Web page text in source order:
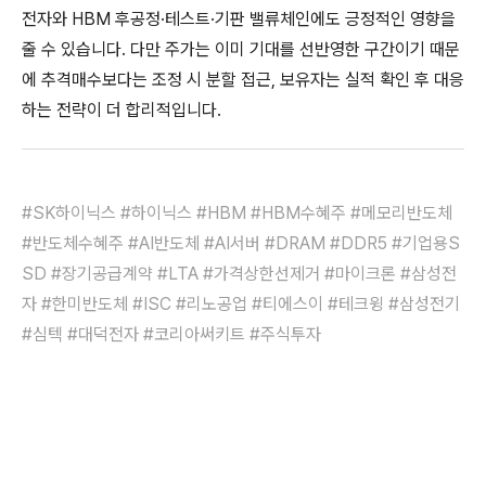
전자와 HBM 후공정·테스트·기판 밸류체인에도 긍정적인 영향을
줄 수 있습니다. 다만 주가는 이미 기대를 선반영한 구간이기 때문
에 추격매수보다는 조정 시 분할 접근, 보유자는 실적 확인 후 대응
하는 전략이 더 합리적입니다.
#SK하이닉스 #하이닉스 #HBM #HBM수혜주 #메모리반도체
#반도체수혜주 #AI반도체 #AI서버 #DRAM #DDR5 #기업용S
SD #장기공급계약 #LTA #가격상한선제거 #마이크론 #삼성전
자 #한미반도체 #ISC #리노공업 #티에스이 #테크윙 #삼성전기
#심텍 #대덕전자 #코리아써키트 #주식투자